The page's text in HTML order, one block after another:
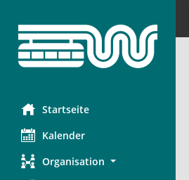
Startseite
Kalender
Organisation